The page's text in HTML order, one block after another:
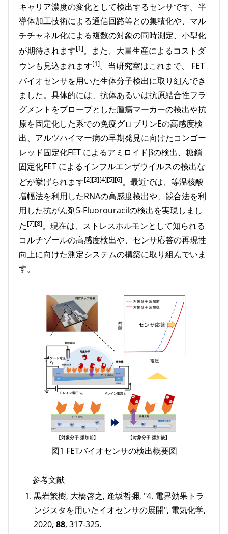
キャリア濃度の変化として検出するセンサです。半
導体加工技術による通信回路等との集積化や、マル
チチャネル化による複数の対象の同時測定、小型化
が期待されます[1]。また、大量生産によるコストダ
ウンも見込まれます[1]。当研究室はこれまで、 FET
バイオセンサを用いた生体分子検出に取り組んでき
ました。具体的には、抗体あるいは抗原結合性フラ
グメントをプローブとした腫瘍マーカーの検出や抗
原を固定化した系での免疫グロブリンEの高感度検
出、アルツハイマー病の早期発見に向けたコンゴー
レッド固定化FET によるアミロイドβの検出、糖鎖
固定化FET によるインフルエンザウイルスの検出な
どが挙げられます[2][3][4][5][6]。最近では、等温核酸
増幅法を利用したRNAの高感度検出や、競合法を利
用した抗がん剤5-Fluorouracilの検出を実現しまし
た[7][8]。現在は、ストレスホルモンとして知られる
コルチゾールの高感度検出や、センサ応答の再現性
向上に向けた測定システムの構築に取り組んでいま
す。
図1 FETバイオセンサの検出概要図
参考文献
黒岩繁樹, 大橋啓之, 逢坂哲彌, "4. 電界効果トラ
ンジスタを用いたイオセンサの展開", 電気化学,
2020,88, 317-325.